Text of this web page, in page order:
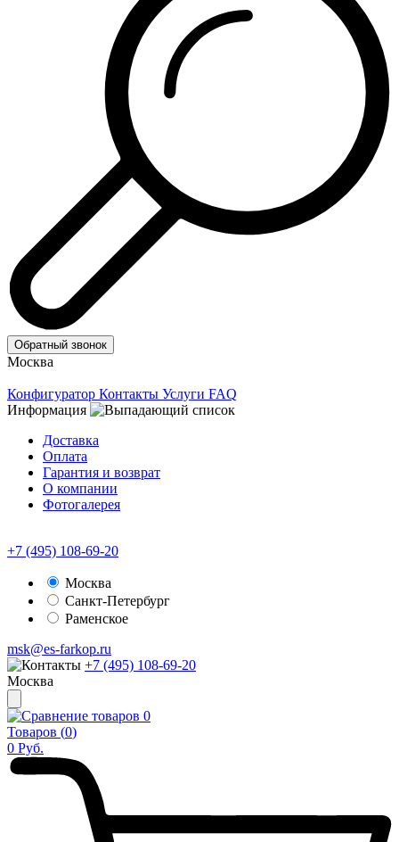
Обратный звонок
Москва
Конфигуратор Контакты Услуги FAQ
Информация
Доставка
Оплата
Гарантия и возврат
О компании
Фотогалерея
+7 (495) 108-69-20
Москва
Санкт-Петербург
Раменское
msk@es-farkop.ru
+7 (495) 108-69-20
Москва
0
Товаров (0)
0 Руб.